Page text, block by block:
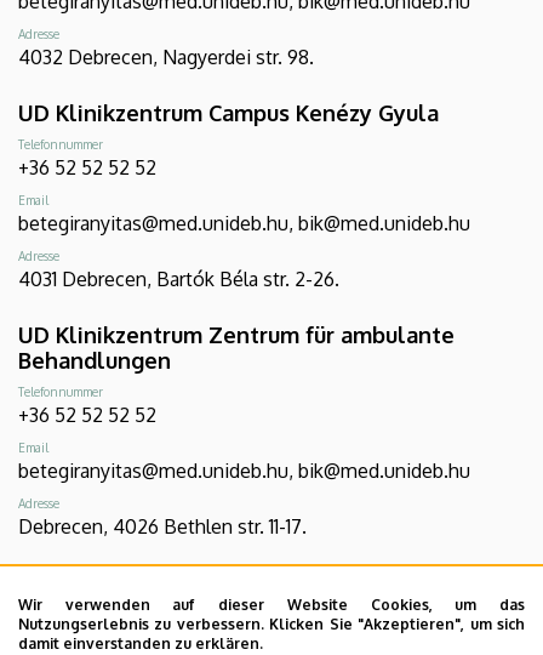
Wir verwenden auf dieser Website Cookies, um das
Nutzungserlebnis zu verbessern. Klicken Sie "Akzeptieren", um sich
damit einverstanden zu erklären.
Adresse
4032 Debrecen, Nagyerdei str. 98.
UD Klinikzentrum Campus Kenézy Gyula
Telefonnummer
+36 52 52 52 52
Email
betegiranyitas@med.unideb.hu, bik@med.unideb.hu
Adresse
4031 Debrecen, Bartók Béla str. 2-26.
UD Klinikzentrum Zentrum für ambulante
Behandlungen
Telefonnummer
+36 52 52 52 52
Email
betegiranyitas@med.unideb.hu, bik@med.unideb.hu
Adresse
Debrecen, 4026 Bethlen str. 11-17.
Telefonnummer
+36 54 507 555